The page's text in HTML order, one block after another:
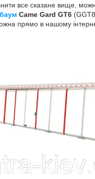
все сказане вище,
Came Gard GT6
прямо в нашому